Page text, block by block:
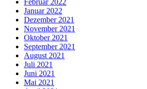
Februar 2022
Januar 2022
Dezember 2021
November 2021
Oktober 2021
September 2021
August 2021
Juli 2021
Juni 2021
Mai 2021